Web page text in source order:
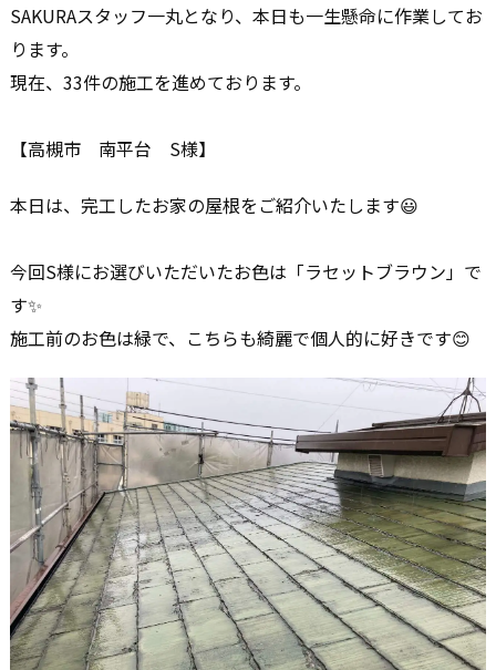
SAKURAスタッフ一丸となり、本日も一生懸命に作業してお
ります。
現在、33件の施工を進めております。
【高槻市 南平台 S様】
本日は、完工したお家の屋根をご紹介いたします😃
今回S様にお選びいただいたお色は「ラセットブラウン」で
す✨
施工前のお色は緑で、こちらも綺麗で個人的に好きです😊